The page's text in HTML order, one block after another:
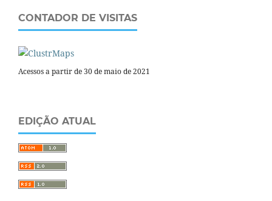
CONTADOR DE VISITAS
Acessos a partir de 30 de maio de 2021
EDIÇÃO ATUAL